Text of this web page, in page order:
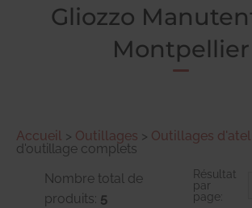
Gliozzo
Montpellier
Accueil > Outillages > Outillages
d'outillage complets
Nombre total de
produits: 5
Résultat
par
page: